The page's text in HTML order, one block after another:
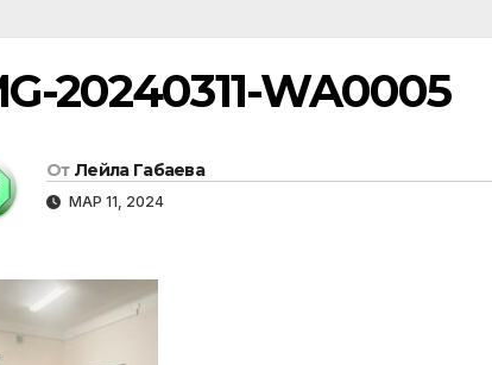
20240311-WA0005
От Лейла Габаева
МАР 11, 2024